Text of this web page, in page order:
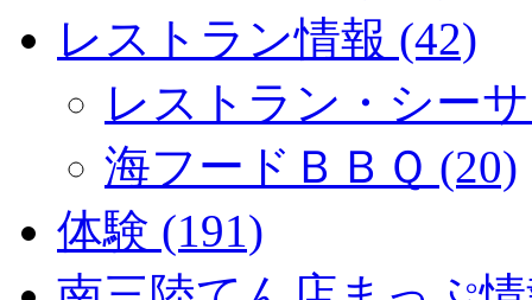
レストラン情報 (42)
レストラン・シー
海フードＢＢＱ (20)
体験 (191)